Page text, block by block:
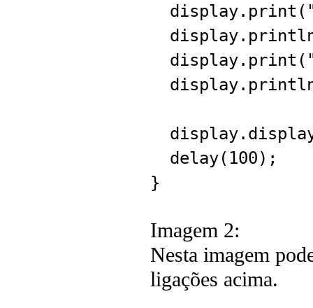
delay(100);
}
Imagem 2:
Nesta imagem
ligações acima.